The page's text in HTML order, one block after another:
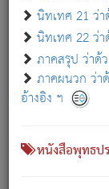
นิทเทศ 21 ว่
นิทเทศ 22 ว่า
ภาคสรุป ว่าด้
ภาคผนวก ว่า
อ้างอิง ฯ
หนังสือพุทธป